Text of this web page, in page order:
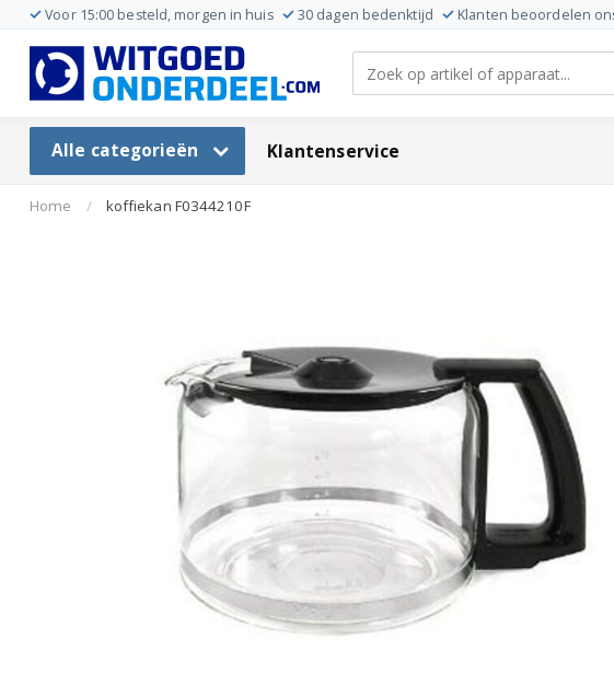
Voor 15:00 besteld, morgen in huis 30 dagen bedenktijd Klanten beoordelen
Alle categorieën Klantenservice
Home / koffiekan F0344210F